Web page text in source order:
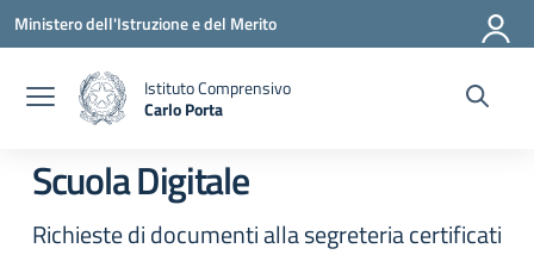
Vai ai contenuti
Vai al menu di navigazione
Vai al footer
Ministero dell'Istruzione e del Merito
Istituto Comprensivo
Carlo Porta
Scuola Digitale
Richieste di documenti alla segreteria certificati